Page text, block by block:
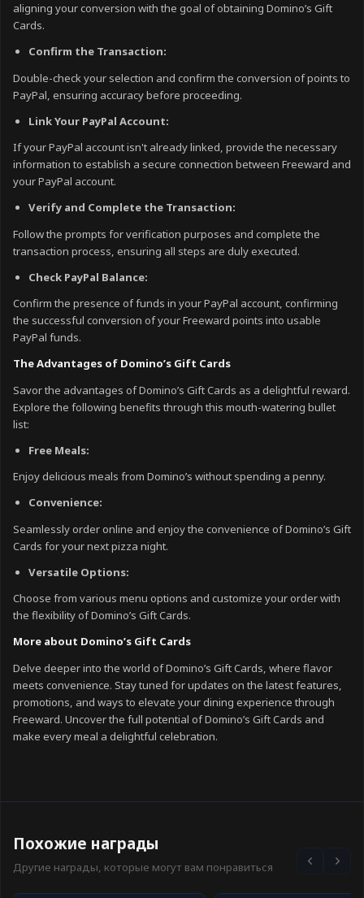
aligning your conversion with the goal of obtaining Domino’s Gift
Cards.
Confirm the Transaction:
Double-check your selection and confirm the conversion of points to
PayPal, ensuring accuracy before proceeding.
Link Your PayPal Account:
If your PayPal account isn't already linked, provide the necessary
information to establish a secure connection between Freeward and
your PayPal account.
Verify and Complete the Transaction:
Follow the prompts for verification purposes and complete the
transaction process, ensuring all steps are duly executed.
Check PayPal Balance:
Confirm the presence of funds in your PayPal account, confirming
the successful conversion of your Freeward points into usable
PayPal funds.
The Advantages of Domino’s Gift Cards
Savor the advantages of Domino’s Gift Cards as a delightful reward.
Explore the following benefits through this mouth-watering bullet
list:
Free Meals:
Enjoy delicious meals from Domino’s without spending a penny.
Convenience:
Seamlessly order online and enjoy the convenience of Domino’s Gift
Cards for your next pizza night.
Versatile Options:
Choose from various menu options and customize your order with
the flexibility of Domino’s Gift Cards.
More about Domino’s Gift Cards
Delve deeper into the world of Domino’s Gift Cards, where flavor
meets convenience. Stay tuned for updates on the latest features,
promotions, and ways to elevate your dining experience through
Freeward. Uncover the full potential of Domino’s Gift Cards and
make every meal a delightful celebration.
Похожие награды
Другие награды, которые могут вам понравиться